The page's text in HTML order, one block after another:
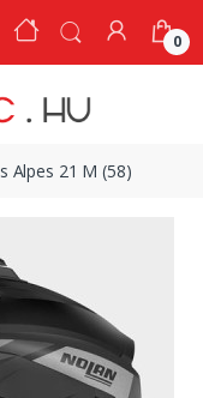
0
Alpes 21 M (58)
0